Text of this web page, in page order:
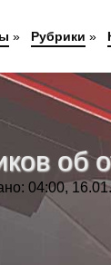
об
04:00,
» Рубрики »